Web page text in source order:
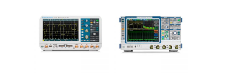
hasta
26.930,00 €